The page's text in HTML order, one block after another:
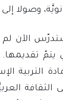
وصولا
الآن
يتمّ
التربية
الثقافة